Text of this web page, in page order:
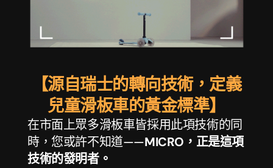
【源自瑞士的轉向技術，定義
兒童滑板車的黃金標準】
在市面上眾多滑板車皆採用此項技術的同
時，您或許不知道——MICRO，正是這項
技術的發明者。